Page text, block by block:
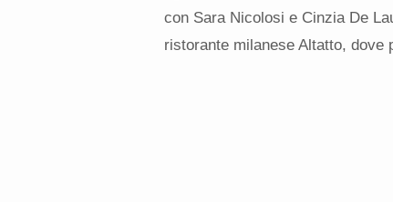
con Sara Nicolosi e Cinzia De
ristorante milanese Altatto, dove